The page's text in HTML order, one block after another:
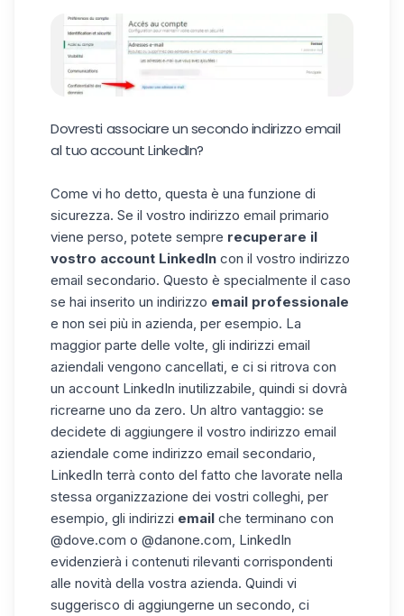
Dovresti associare un secondo indirizzo email
al tuo account LinkedIn?
Come vi ho detto, questa è una funzione di
sicurezza. Se il vostro indirizzo email primario
viene perso, potete sempre recuperare il
vostro account LinkedIn con il vostro indirizzo
email secondario. Questo è specialmente il caso
se hai inserito un indirizzo email professionale
e non sei più in azienda, per esempio. La
maggior parte delle volte, gli indirizzi email
aziendali vengono cancellati, e ci si ritrova con
un account LinkedIn inutilizzabile, quindi si dovrà
ricrearne uno da zero. Un altro vantaggio: se
decidete di aggiungere il vostro indirizzo email
aziendale come indirizzo email secondario,
LinkedIn terrà conto del fatto che lavorate nella
stessa organizzazione dei vostri colleghi, per
esempio, gli indirizzi email che terminano con
@dove.com o @danone.com, LinkedIn
evidenzierà i contenuti rilevanti corrispondenti
alle novità della vostra azienda. Quindi vi
suggerisco di aggiungerne un secondo, ci